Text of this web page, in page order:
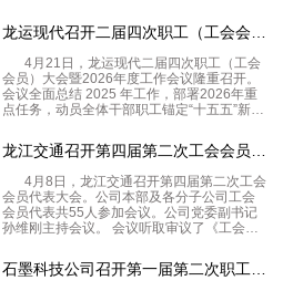
葛忠权到会指导。公司党总支委员、总经理
张强代表公司向大会作了题为《乘势而上 龙运现代召开二届四次职工（工会会员）大会暨 2026 年度工
4月21日，龙运现代二届四次职工（工会
会员）大会暨2026年度工作会议隆重召开。
会议全面总结 2025 年工作，部署2026年重
点任务，动员全体干部职工锚定“十五五”新征
展再上新台阶。公司工会主席向大会作2025
年度工会工作报告，系统回顾工会
4月8日，龙江交通召开第四届第二次工会
会员代表大会。公司本部及各分子公司工会
会员代表共55人参加会议。公司党委副书记
孙维刚主持会议。 会议听取审议了《工会委
财务决算和2026年度财务预算工作报告（审
议稿）》《2025年度经费审查委员会